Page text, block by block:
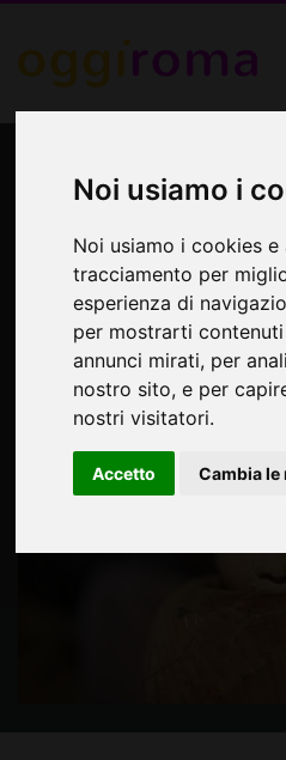
Noi usiamo i
Noi usiamo i cookies
tracciamento per
esperienza di
per mostrarti
annunci mirati, per
nostro sito, e per
nostri visitatori.
Accetto Cambia
Il Teatro delle
degli
Il Monopilo delle marionette